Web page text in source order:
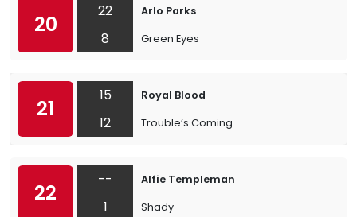
20
22
8
Arlo Parks
Green Eyes
21
15
12
Royal Blood
Trouble’s Coming
22
--
1
Alfie Templeman
Shady